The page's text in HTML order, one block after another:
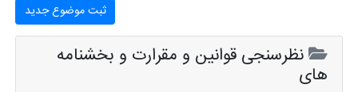
ثبت موضوع جدید
نظرسنجی قوانین و مقرارت و بخشنامه
های